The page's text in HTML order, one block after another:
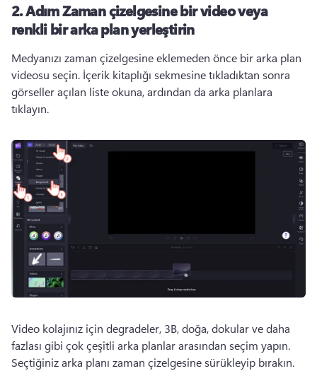
2. AdımZaman çizelgesine bir video veya
renkli bir arka plan yerleştirin
Medyanızı zaman çizelgesine eklemeden önce bir arka plan
videosu seçin. İçerik kitaplığı sekmesine tıkladıktan sonra
görseller açılan liste okuna, ardından da arka planlara
tıklayın.
Video kolajınız için degradeler, 3B, doğa, dokular ve daha
Seçtiğiniz arka planı zaman çizelgesine sürükleyip bırakın.